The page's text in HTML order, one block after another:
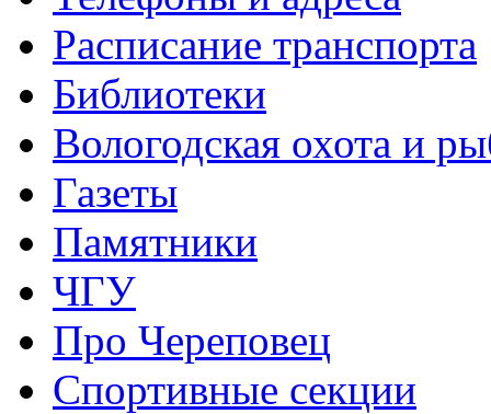
Расписание транспорта
Библиотеки
Вологодская охота и
Газеты
Памятники
ЧГУ
Про Череповец
Спортивные секции